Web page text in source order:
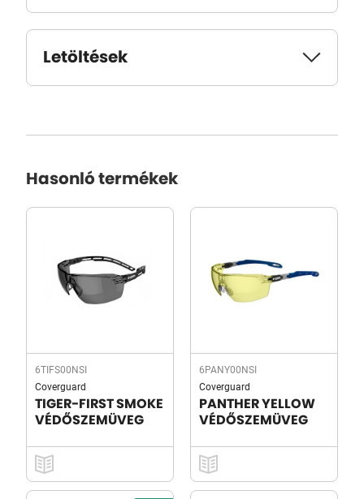
Letöltések
Hasonló termékek
6TIFS00NSI
Coverguard
TIGER-FIRST SMOKE
VÉDŐSZEMÜVEG
6PANY00NSI
Coverguard
PANTHER YELLOW
VÉDŐSZEMÜVEG